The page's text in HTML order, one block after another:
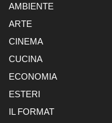
AMBIENTE
ARTE
CINEMA
CUCINA
ECONOMIA
ESTERI
IL FORMAT